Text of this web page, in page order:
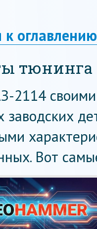
к оглавлению
тюнинга
2114
заводских
Вот